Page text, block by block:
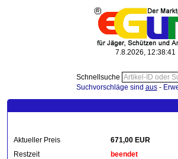
7.8.2026, 12:38:42
Schnellsuche
Suchvorschläge sind aus-
Aktueller Preis
671,00 EUR
Restzeit
beendet